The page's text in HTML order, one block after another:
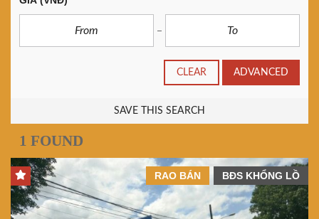
CLEAR ADVANCED
SAVE THIS SEARCH
1 FOUND
BĐS KHỔNG LỒ
RAO BÁN